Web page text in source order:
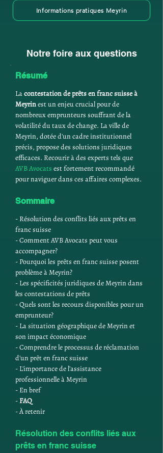
Informations pratiques Meyrin
Notre foire aux questions
Résumé
La contestation de prêts en franc suisse à
Meyrin est un enjeu crucial pour de
nombreux emprunteurs souffrant de la
volatilité du taux de change. La ville de
Meyrin, dotée d'un cadre institutionnel
précis, propose des solutions juridiques
efficaces. Recourir à des experts tels que
AVB Avocats est fortement recommandé
pour naviguer dans ces affaires complexes.
Sommaire
- Résolution des conflits liés aux prêts en
franc suisse
- Comment AVB Avocats peut vous
accompagner?
- Pourquoi les prêts en franc suisse posent
problème à Meyrin?
- Les spécificités juridiques de Meyrin dans
les contestations de prêts
- Quels sont les recours disponibles pour un
emprunteur?
- La situation géographique de Meyrin et
son impact économique
- Comprendre le processus de réclamation
d'un prêt en franc suisse
- L'importance de l'assistance
professionnelle à Meyrin
- En bref
- FAQ
- À retenir
Résolution des conflits liés aux
prêts en franc suisse